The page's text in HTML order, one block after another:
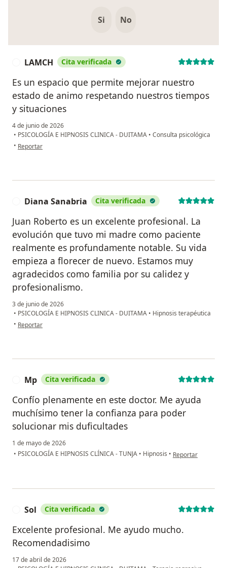
Si No
LAMCH Cita verificada
Es un espacio que permite mejorar nuestro
estado de animo respetando nuestros tiempos
y situaciones
4 de junio de 2026
• PSICOLOGÍA E HIPNOSIS CLINICA - DUITAMA • Consulta psicológica
• en opinión del usuario LAMCH
Reportar
Diana Sanabria Cita verificada
Juan Roberto es un excelente profesional. La
evolución que tuvo mi madre como paciente
realmente es profundamente notable. Su vida
empieza a florecer de nuevo. Estamos muy
agradecidos como familia por su calidez y
profesionalismo.
3 de junio de 2026
• PSICOLOGÍA E HIPNOSIS CLINICA - DUITAMA • Hipnosis terapéutica
• en opinión del usuario Diana Sanabria
Reportar
Mp Cita verificada
Confío plenamente en este doctor. Me ayuda
muchísimo tener la confianza para poder
solucionar mis duficultades
1 de mayo de 2026
• PSICOLOGÍA E HIPNOSIS CLÍNICA - TUNJA • Hipnosis • en opinión del
Reportar
Sol Cita verificada
Excelente profesional. Me ayudo mucho.
Recomendadisimo
17 de abril de 2026